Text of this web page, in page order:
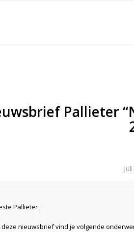
Pallieter
Pallieter ,
deze nieuwsbrief vind je volgende